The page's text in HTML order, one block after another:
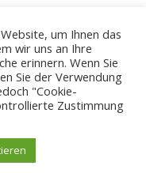
um Ihnen das
wir uns an Ihre
erinnern. Wenn Sie
Sie der Verwendung
"Cookie-
Zustimmung